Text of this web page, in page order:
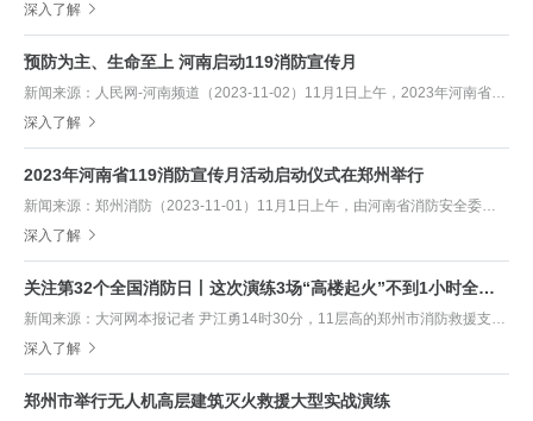
深入了解
预防为主、生命至上 河南启动119消防宣传月
新闻来源：人民网-河南频道（2023-11-02）11月1日上午，2023年河南省119消防宣传月活动启动仪式举行，今年消防宣传月期间，全省各地将广泛开展消防宣......
深入了解
2023年河南省119消防宣传月活动启动仪式在郑州举行
新闻来源：郑州消防（2023-11-01）11月1日上午，由河南省消防安全委员会主办，郑州市消防安全委员会协办的习近平总书记向国家综合性消防救援队伍授旗致训词五......
深入了解
关注第32个全国消防日丨这次演练3场“高楼起火”不到1小时全部被扑灭 我省无人机装备破解高楼灭火难题
新闻来源：大河网本报记者 尹江勇14时30分，11层高的郑州市消防救援支队培训中心训练塔楼体浓烟滚滚，一架红色涂装的消防无人机迅速起飞，吊装消防水带对准着火部位......
深入了解
郑州市举行无人机高层建筑灭火救援大型实战演练